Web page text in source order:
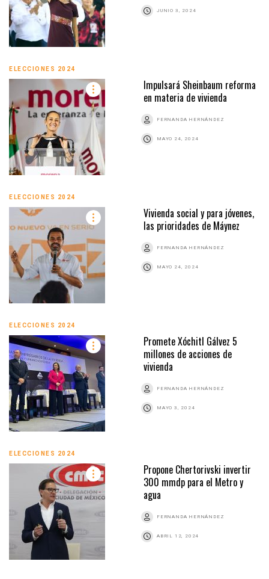
JUNIO 3, 2024
ELECCIONES 2024
Impulsará Sheinbaum reforma
en materia de vivienda
FERNANDA HERNÁNDEZ
MAYO 24, 2024
ELECCIONES 2024
Vivienda social y para jóvenes,
las prioridades de Máynez
FERNANDA HERNÁNDEZ
MAYO 24, 2024
ELECCIONES 2024
Promete Xóchitl Gálvez 5
millones de acciones de
vivienda
FERNANDA HERNÁNDEZ
MAYO 3, 2024
ELECCIONES 2024
Propone Chertorivski invertir
300 mmdp para el Metro y
agua
FERNANDA HERNÁNDEZ
ABRIL 12, 2024